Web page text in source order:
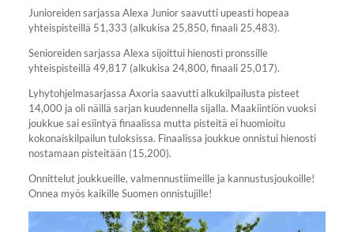
Junioreiden sarjassa Alexa Junior saavutti upeasti hopeaa
yhteispisteillä 51,333 (alkukisa 25,850, finaali 25,483).
Senioreiden sarjassa Alexa sijoittui hienosti pronssille
yhteispisteillä 49,817 (alkukisa 24,800, finaali 25,017).
Lyhytohjelmasarjassa Axoria saavutti alkukilpailusta pisteet
14,000 ja oli näillä sarjan kuudennella sijalla. Maakiintiön vuoksi
joukkue sai esiintyä finaalissa mutta pisteitä ei huomioitu
kokonaiskilpailun tuloksissa. Finaalissa joukkue onnistui hienosti
nostamaan pisteitään (15,200).
Onnittelut joukkueille, valmennustiimeille ja kannustusjoukoille!
Onnea myös kaikille Suomen onnistujille!